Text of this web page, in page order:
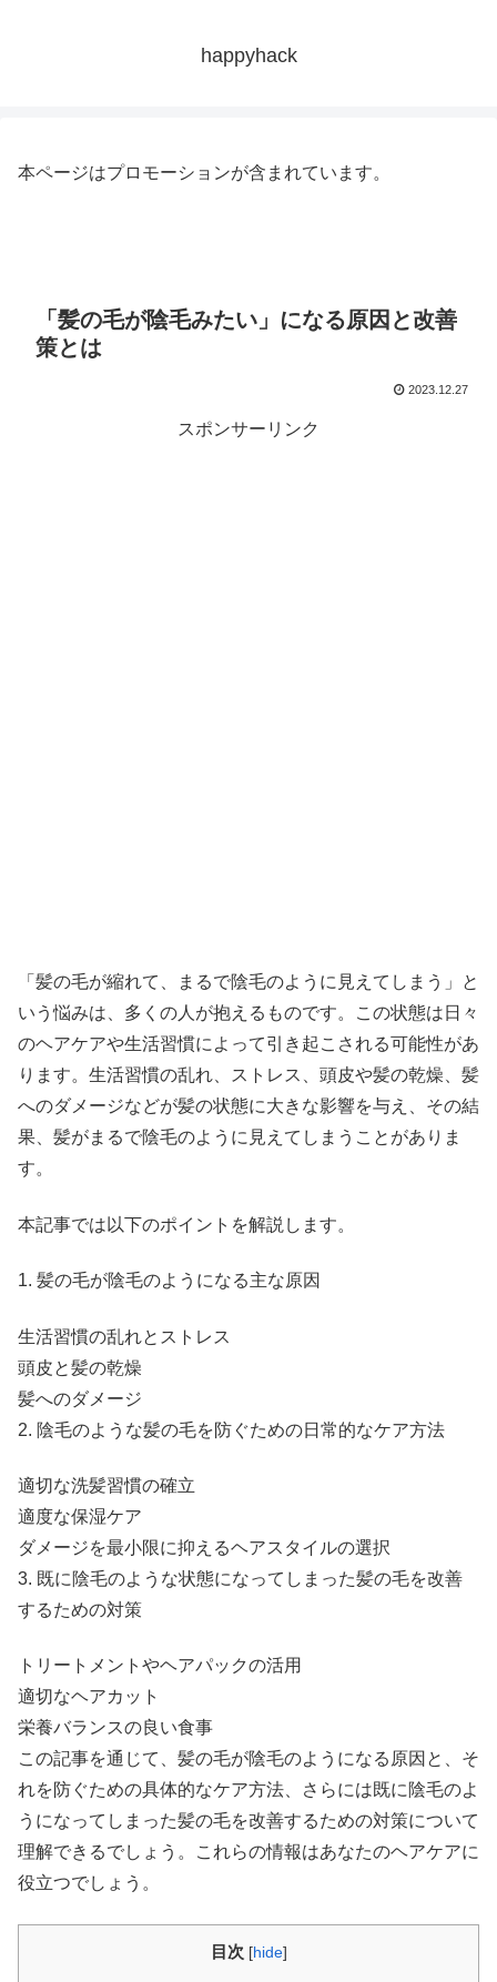
happyhack
本ページはプロモーションが含まれています。
「髪の毛が陰毛みたい」になる原因と改善
策とは
2023.12.27
スポンサーリンク
「髪の毛が縮れて、まるで陰毛のように見えてしまう」と
いう悩みは、多くの人が抱えるものです。この状態は日々
のヘアケアや生活習慣によって引き起こされる可能性があ
ります。生活習慣の乱れ、ストレス、頭皮や髪の乾燥、髪
へのダメージなどが髪の状態に大きな影響を与え、その結
果、髪がまるで陰毛のように見えてしまうことがありま
す。
本記事では以下のポイントを解説します。
1. 髪の毛が陰毛のようになる主な原因
生活習慣の乱れとストレス
頭皮と髪の乾燥
髪へのダメージ
2. 陰毛のような髪の毛を防ぐための日常的なケア方法
適切な洗髪習慣の確立
適度な保湿ケア
ダメージを最小限に抑えるヘアスタイルの選択
3. 既に陰毛のような状態になってしまった髪の毛を改善
するための対策
トリートメントやヘアパックの活用
適切なヘアカット
栄養バランスの良い食事
この記事を通じて、髪の毛が陰毛のようになる原因と、そ
れを防ぐための具体的なケア方法、さらには既に陰毛のよ
うになってしまった髪の毛を改善するための対策について
理解できるでしょう。これらの情報はあなたのヘアケアに
役立つでしょう。
目次 [hide]